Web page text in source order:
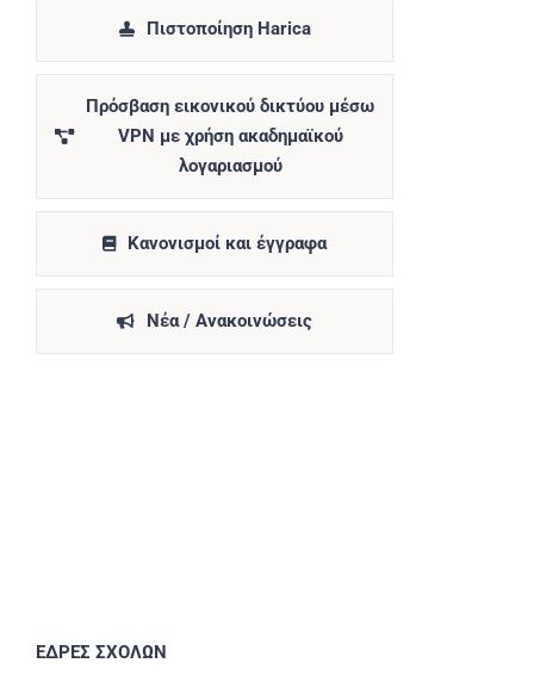
Πιστοποίηση Harica
Πρόσβαση εικονικού δικτύου μέσω
VPN με χρήση ακαδημαϊκού
λογαριασμού
Κανονισμοί και έγγραφα
Νέα / Ανακοινώσεις
ΕΔΡΕΣ ΣΧΟΛΩΝ